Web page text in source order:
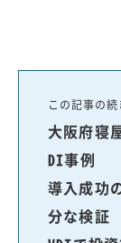
この記事の
大阪府寝
DI事例
導入成功
分な検証